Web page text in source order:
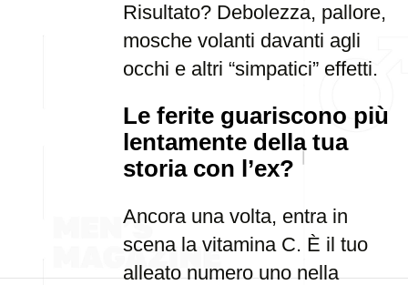
Risultato? Debolezza, pallore,
mosche volanti davanti agli
occhi e altri “simpatici” effetti.
Le ferite guariscono più
lentamente della tua
storia con l’ex?
Ancora una volta, entra in
scena la vitamina C. È il tuo
alleato numero uno nella